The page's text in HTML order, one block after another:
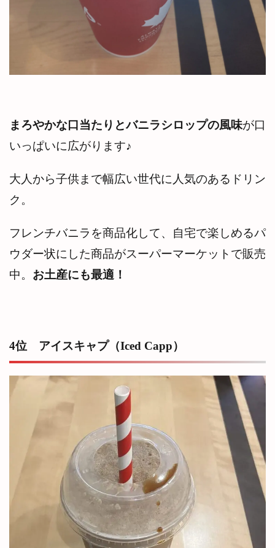
まろやかな口当たりとバニラシロップの風味が口
いっぱいに広がります♪
大人から子供まで幅広い世代に人気のあるドリン
ク。
フレンチバニラを商品化して、自宅で楽しめるパ
ウダー状にした商品がスーパーマーケットで販売
中。 お土産にも最適！
4位 アイスキャプ（Iced Capp）